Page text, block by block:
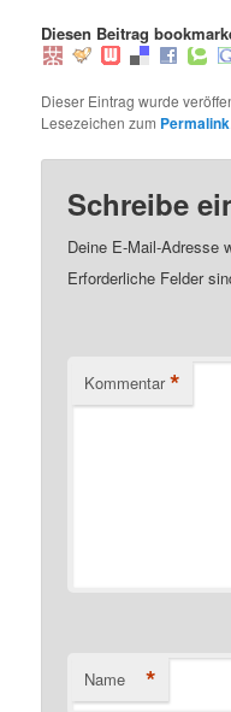
Diesen Beitrag
Dieser Eintrag wurde
Lesezeichen zum Permalink
Schreibe
Deine E-Mail-Adresse
Erforderliche Felder
Kommentar *
Name *